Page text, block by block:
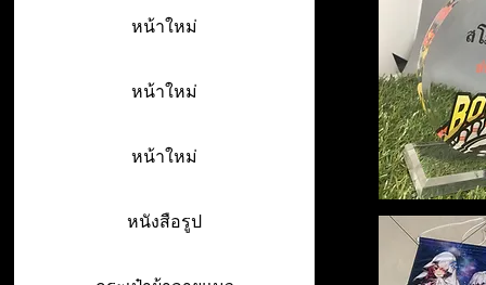
หน้าใหม่
หน้าใหม่
หน้าใหม่
หนังสือรูป